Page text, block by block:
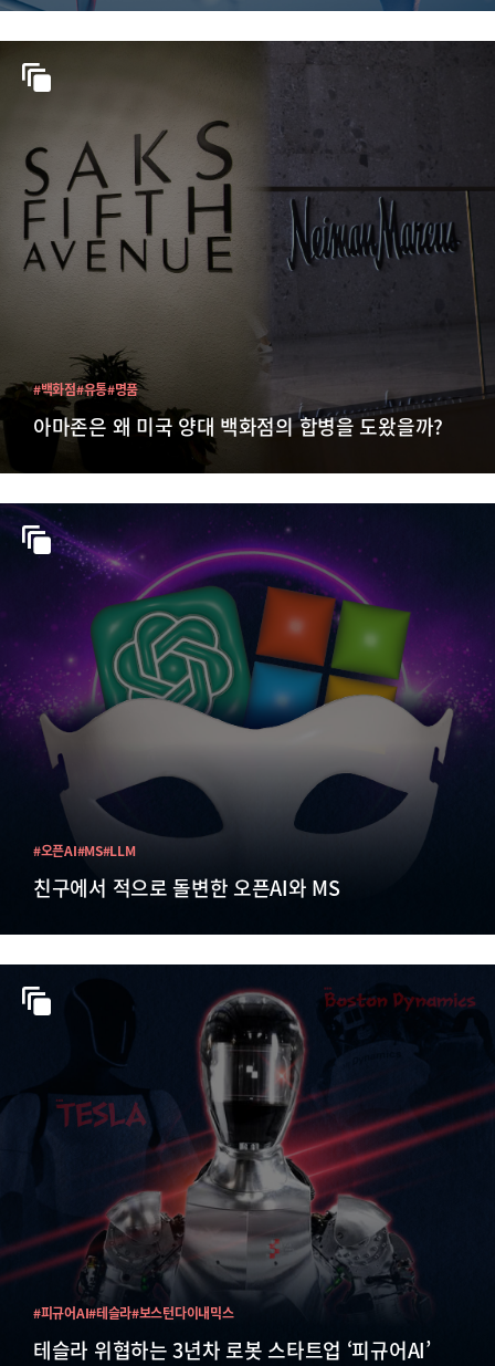
아마존은 왜 미국 양대 백화점의 합병을 도왔을까?
#백화점#유통#명품
친구에서 적으로 돌변한 오픈AI와 MS
#오픈AI#MS#LLM
테슬라 위협하는 3년차 로봇 스타트업 ‘피규어AI’
#피규어AI#테슬라#보스턴다이내믹스